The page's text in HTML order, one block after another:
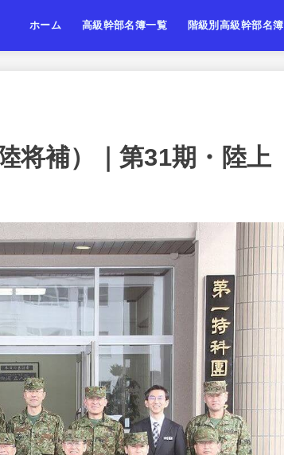
ホーム 高級幹部名簿一覧 階級別高級幹部名簿
将補）｜第31期・陸上